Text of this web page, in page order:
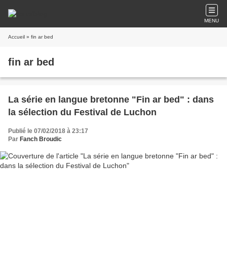
MENU
Accueil » fin ar bed
fin ar bed
La série en langue bretonne "Fin ar bed" : dans
la sélection du Festival de Luchon
Publié le 07/02/2018 à 23:17
Par Fanch Broudic